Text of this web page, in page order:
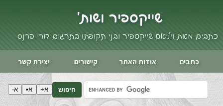
שייקספיר ושות'
כתבים מאת ויליאם שייקספיר ובני תקופתו בתרגום דורי פרנס
כתבים אודות האתר קישורים יצירת קשר
חיפוש א+ א• א-